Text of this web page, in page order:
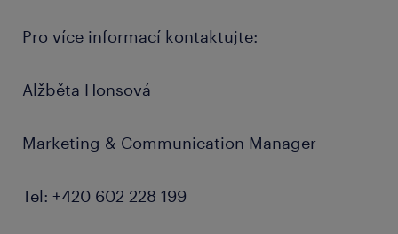
Pro více informací kontaktujte:
Alžběta Honsová
Marketing & Communication Manager
Tel: +420 602 228 199